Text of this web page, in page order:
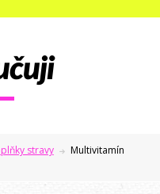
stravy
Multivitamín